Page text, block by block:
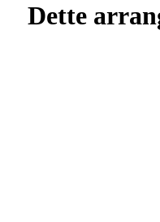
Dette